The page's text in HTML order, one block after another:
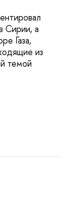
Сирии, а
Газа,
из
темой